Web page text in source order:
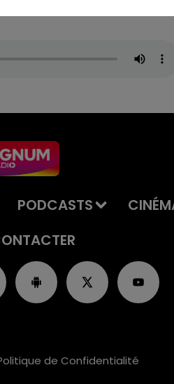
PODCASTS
de Confidentialité